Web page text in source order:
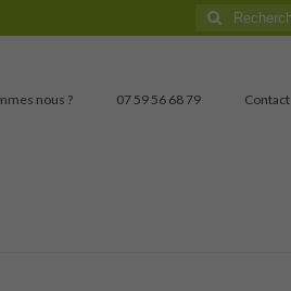
Rechercher
:
nous ? 07 59 56 68 79
Contact